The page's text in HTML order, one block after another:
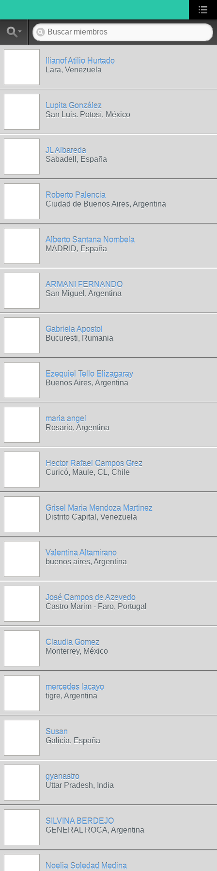
Ilianof Atilio Hurtado
Lara, Venezuela
Lupita González
San Luis. Potosí, México
JL Albareda
Sabadell, España
Roberto Palencia
Ciudad de Buenos Aires, Argentina
Alberto Santana Nombela
MADRID, España
ARMANI FERNANDO
San Miguel, Argentina
Gabriela Apostol
Bucuresti, Rumania
Ezequiel Tello Elizagaray
Buenos Aires, Argentina
maria angel
Rosario, Argentina
Hector Rafael Campos Grez
Curicó, Maule, CL, Chile
Grisel Maria Mendoza Martinez
Distrito Capital, Venezuela
Valentina Altamirano
buenos aires, Argentina
José Campos de Azevedo
Castro Marim - Faro, Portugal
Claudia Gomez
Monterrey, México
mercedes lacayo
tigre, Argentina
Susan
Galicia, España
gyanastro
Uttar Pradesh, India
SILVINA BERDEJO
GENERAL ROCA, Argentina
Noelia Soledad Medina